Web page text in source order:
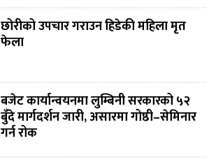
छोरीको उपचार गराउन हिडेकी महिला मृत
फेला
बजेट कार्यान्वयनमा लुम्बिनी सरकारको ५२
बुँदे मार्गदर्शन जारी, असारमा गोष्ठी–सेमिनार
गर्न रोक